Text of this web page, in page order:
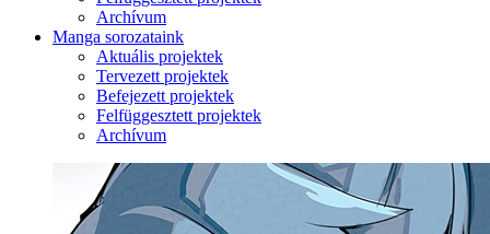
Archívum
Manga sorozataink
Aktuális projektek
Tervezett projektek
Befejezett projektek
Felfüggesztett projektek
Archívum